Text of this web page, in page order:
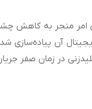
امر منجر به کاهش
آن پیاده‌سازی
در زمان صفر